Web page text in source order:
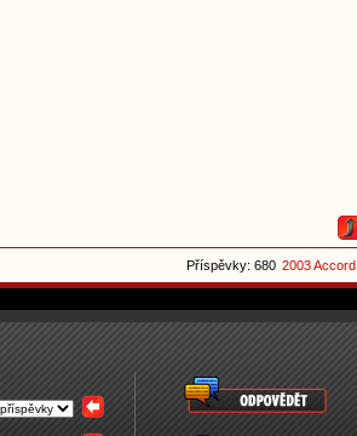
Příspěvky: 680 2003 Accord